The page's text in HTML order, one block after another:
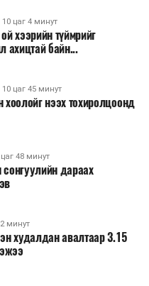
14-нөөс танхимаар
13-наас оюутнуудыг
үйл ажиллагааны
17–28-ны өдрүүдэд
цэцэрлэгт ажлын
болон бусад аливаа
болно.
10 цаг 4 минут
хээрийн түймрийг
ахицтай байн...
10 цаг 45 минут
нээх тохиролцоонд
цаг 48 минут
дараах
минут
худалдан авалтаар 3.15